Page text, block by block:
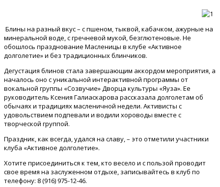
Блины на разный вкус – с пшеном, тыквой, кабачком, ажурные на
минеральной воде, с гречневой мукой, безглютеновые. Не
обошлось празднование Масленицы в клубе «Активное
долголетие» и без традиционных блинчиков.
Дегустация блинов стала завершающим аккордом мероприятия, а
началось оно с уникальной интерактивной программы от
вокальной группы «Созвучие» Дворца культуры «Яуза». Ее
руководитель Ксения Галиаскарова рассказала долголетам об
обычаях и традициях масленичной недели. Активисты с
удовольствием подпевали и водили хороводы вместе с
творческой группой.
Праздник, как всегда, удался на славу, – это отметили участники
клуба «Активное долголетие».
Хотите присоединиться к тем, кто весело и с пользой проводит
свое время на заслуженном отдыхе, записывайтесь в клуб по
телефону: 8 (916) 975-12-46.